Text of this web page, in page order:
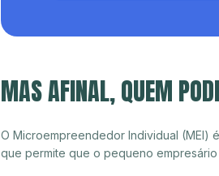
MAS AFINAL, QUEM
O Microempreendedor Individual (MEI)
que permite que o pequeno empresário